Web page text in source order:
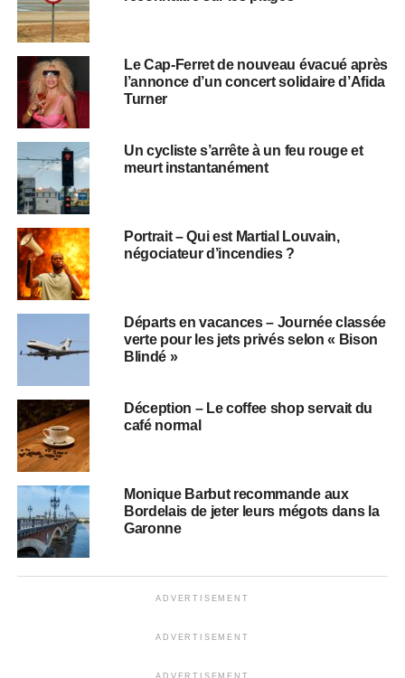
Le Cap-Ferret de nouveau évacué après
l’annonce d’un concert solidaire d’Afida
Turner
Un cycliste s’arrête à un feu rouge et
meurt instantanément
Portrait – Qui est Martial Louvain,
négociateur d’incendies ?
Départs en vacances – Journée classée
verte pour les jets privés selon « Bison
Blindé »
Déception – Le coffee shop servait du
café normal
Monique Barbut recommande aux
Bordelais de jeter leurs mégots dans la
Garonne
ADVERTISEMENT
ADVERTISEMENT
ADVERTISEMENT